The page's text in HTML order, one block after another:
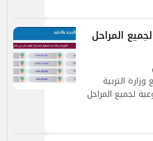
رابط التقييمات الأسبوعية 2025 لجميع المراحل
التربية
لجميع المراحل